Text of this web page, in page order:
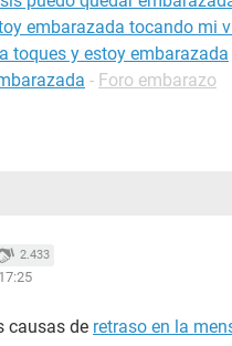
embarazada tocando mi
toques y estoy embarazada
- Foro embarazo
2.433
causas de retraso en la